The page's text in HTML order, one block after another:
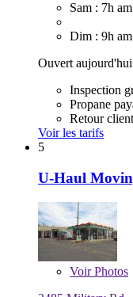
Sam : 7h
Dim : 9h
Ouvert
Inspection
Propane
Retour
Voir les tarifs
5
U-Haul
VoirPhotos